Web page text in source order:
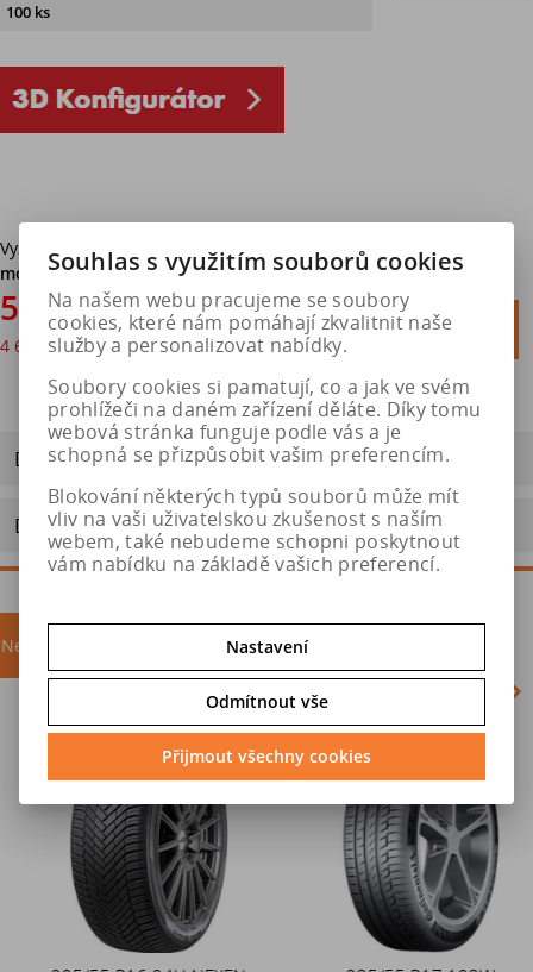
100 ks
Vyzvednutí v pneuservisu v Hradci Králové
bez poplatku. Možná
montáž.
5 662 Kč
4 679 Kčbez DPH

Do košíku
Dotaz na výrobek
Doporučit výrobek
Nejprodávanější
Akce
Souhlas s využitím souborů cookies
Na našem webu pracujeme se soubory
cookies, které nám pomáhají zkvalitnit naše
služby a personalizovat nabídky.
Soubory cookies si pamatují, co a jak ve svém
prohlížeči na daném zařízení děláte. Díky tomu
webová stránka funguje podle vás a je
schopná se přizpůsobit vašim preferencím.
Blokování některých typů souborů může mít
vliv na vaši uživatelskou zkušenost s naším
webem, také nebudeme schopni poskytnout
vám nabídku na základě vašich preferencí.
Nastavení
Odmítnout vše
Přijmout všechny cookies